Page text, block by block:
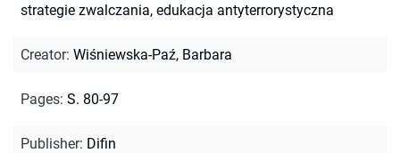
strategie zwalczania, edukacja antyterrorystyczna
Creator: Wiśniewska-Paź, Barbara
Pages: S. 80-97
Publisher: Difin